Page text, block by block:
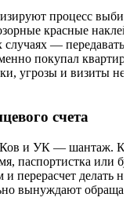
процесс
позорные красные
— передавать
покупал
угрозы и визиты
счета
и УК — шантаж.
паспортистка или
перерасчет делать
вынуждают